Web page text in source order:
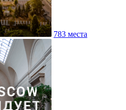
783 места